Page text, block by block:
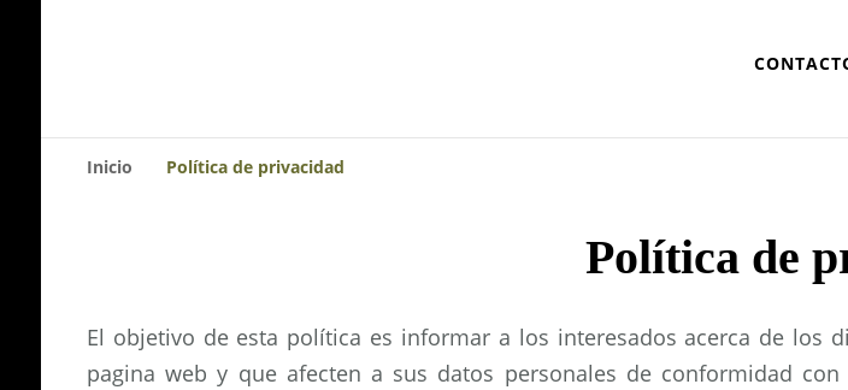
Inicio Política de privacidad
Política de
El objetivo de esta política es informar a los interesados acerca de los
pagina web y que afecten a sus datos personales de conformidad